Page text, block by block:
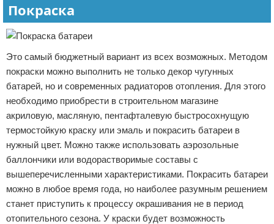
Покраска
Это самый бюджетный вариант из всех возможных. Методом
покраски можно выполнить не только декор чугунных
батарей, но и современных радиаторов отопления. Для этого
необходимо приобрести в строительном магазине
акриловую, масляную, пентафталевую быстросохнущую
термостойкую краску или эмаль и покрасить батареи в
нужный цвет. Можно также использовать аэрозольные
баллончики или водорастворимые составы с
вышеперечисленными характеристиками. Покрасить батареи
можно в любое время года, но наиболее разумным решением
станет приступить к процессу окрашивания не в период
отопительного сезона. У краски будет возможность